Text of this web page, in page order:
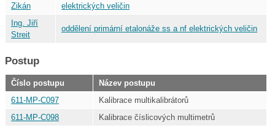
Zikán
elektrických veličin
Ing. Jiří
Streit
oddělení primární etalonáže ss a nf elektrických veličin
Postup
Číslo postupu
Název postupu
611-MP-C097
Kalibrace multikalibrátorů
611-MP-C098
Kalibrace číslicových multimetrů